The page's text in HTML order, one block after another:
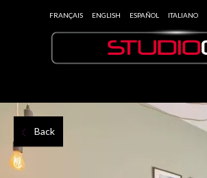
FRANÇAIS ENGLISH ESPAÑOL ITALIANO
Back